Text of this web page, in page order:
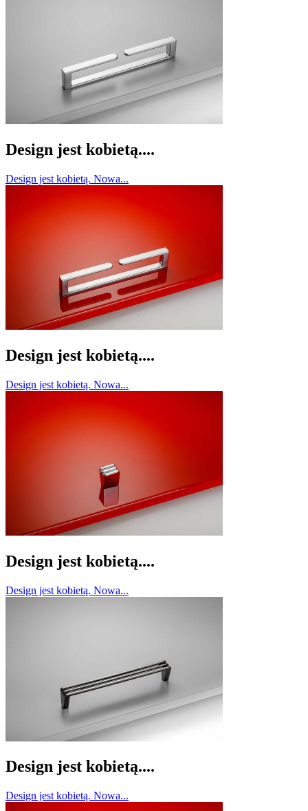
Design jest kobietą....
Design jest kobietą. Nowa...
Design jest kobietą....
Design jest kobietą. Nowa...
Design jest kobietą....
Design jest kobietą. Nowa...
Design jest kobietą....
Design jest kobietą. Nowa...